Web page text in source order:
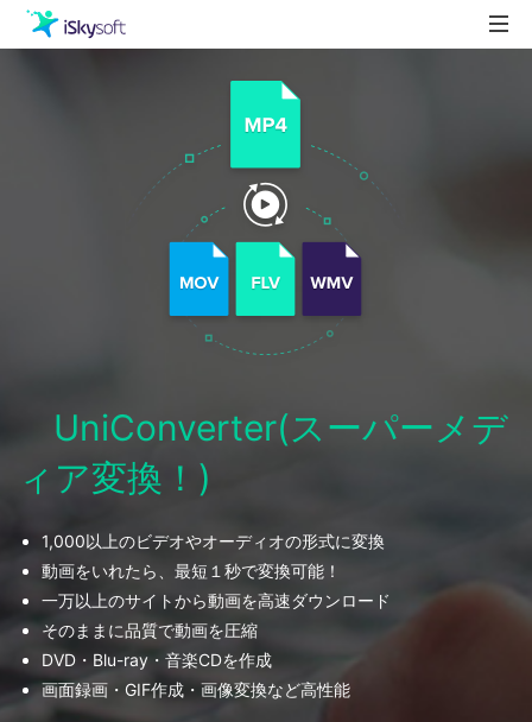
UniConverter(スーパーメデ
ィア変換！)
1,000以上のビデオやオーディオの形式に変換
動画をいれたら、最短１秒で変換可能！
一万以上のサイトから動画を高速ダウンロード
そのままに品質で動画を圧縮
DVD・Blu-ray・音楽CDを作成
画面録画・GIF作成・画像変換など高性能